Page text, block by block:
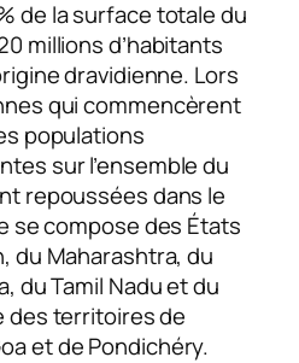
de la surface totale du
millions d’habitants
dravidienne. Lors
qui commencèrent
populations
sur l’ensemble du
repoussées dans le
se compose des États
du Maharashtra, du
du Tamil Nadu et du
des territoires de
et de Pondichéry.